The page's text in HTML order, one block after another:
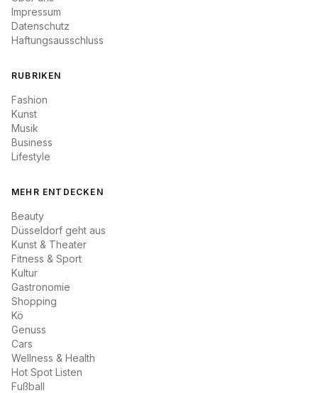
Impressum
Datenschutz
Haftungsausschluss
RUBRIKEN
Fashion
Kunst
Musik
Business
Lifestyle
MEHR ENTDECKEN
Beauty
Düsseldorf geht aus
Kunst & Theater
Fitness & Sport
Kultur
Gastronomie
Shopping
Kö
Genuss
Cars
Wellness & Health
Hot Spot Listen
Fußball